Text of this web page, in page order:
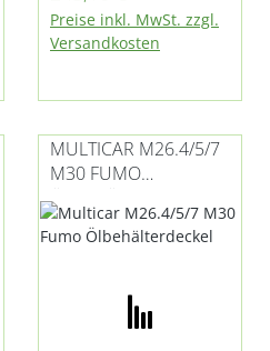
Preise inkl. MwSt. zzgl.
Versandkosten
MULTICAR M26.4/5/7
M30 FUMO
ÖLBEHÄLTERDECKEL